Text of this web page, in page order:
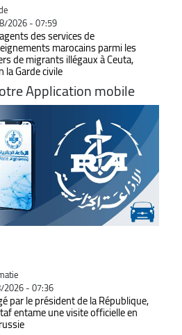
2026 - 07:59
des services de
marocains parmi les
de migrants illégaux à Ceuta,
la Garde civile
Application mobile
- 07:36
par le président de la République,
entame une visite officielle en